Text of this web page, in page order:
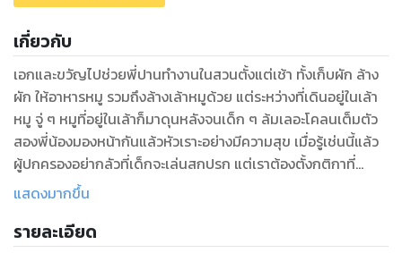
เกี่ยวกับ
เอกและขวัญไปช่วยพี่ปานทำงานในสวนตั้งแต่เช้า ทั้งเก็บผัก ล้าง
ผัก ให้อาหารหมู รวมถึงล้างเล้าหมูด้วย แต่ระหว่างที่เดินอยู่ในเล้า
หมู จู่ ๆ หมูที่อยู่ในเล้าก็มาดุนหลังจนเด็ก ๆ ล้มเลอะโคลนเต็มตัว
สองพี่น้องมองหน้ากันแล้วหัวเราะอย่างมีความสุข เมื่อรู้เช่นนี้แล้ว
ผู้ปกครองอย่ากลัวที่เด็กจะเล่นสกปรก แต่เราต้องตั้งกติกาที่
ชัดเจนว่าเล่นที่บริเวณไหนได้บ้าง และต้องทำความสะอาดทั้ง
แสดงมากขึ้น
รายละเอียด